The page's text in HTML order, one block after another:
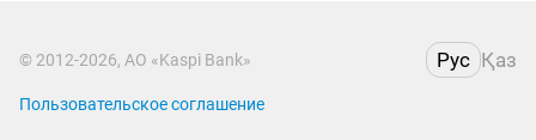
© 2012-2026, АО «Kaspi Bank» Рус Қаз
Пользовательское соглашение